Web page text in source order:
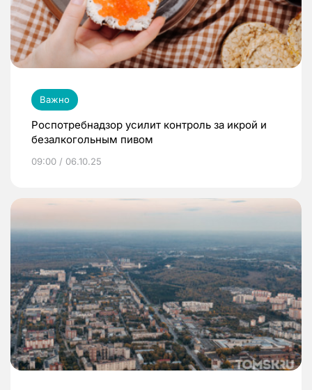
Важно
Роспотребнадзор усилит контроль за икрой и
безалкогольным пивом
09:00 / 06.10.25